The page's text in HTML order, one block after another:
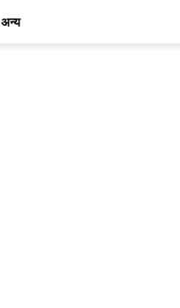
अन्य